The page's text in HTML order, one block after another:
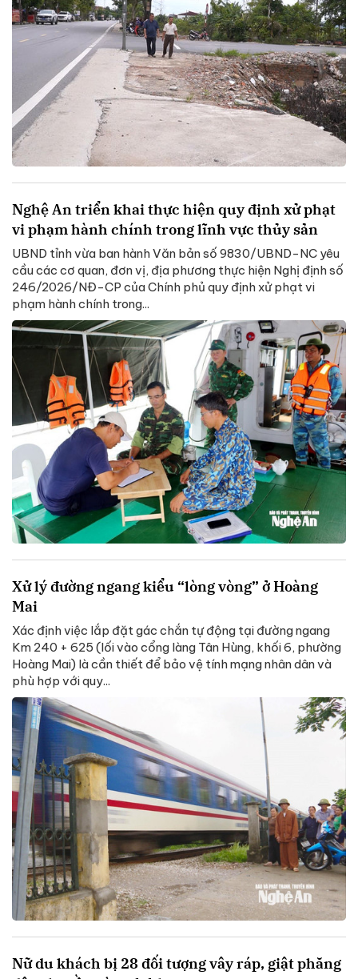
Nghệ An triển khai thực hiện quy định xử phạt
vi phạm hành chính trong lĩnh vực thủy sản
UBND tỉnh vừa ban hành Văn bản số 9830/UBND-NC yêu
cầu các cơ quan, đơn vị, địa phương thực hiện Nghị định số
246/2026/NĐ-CP của Chính phủ quy định xử phạt vi
phạm hành chính trong...
Xử lý đường ngang kiểu “lòng vòng” ở Hoàng
Mai
Xác định việc lắp đặt gác chắn tự động tại đường ngang
Km 240 + 625 (lối vào cổng làng Tân Hùng, khối 6, phường
Hoàng Mai) là cần thiết để bảo vệ tính mạng nhân dân và
phù hợp với quy...
Nữ du khách bị 28 đối tượng vây ráp, giật phăng